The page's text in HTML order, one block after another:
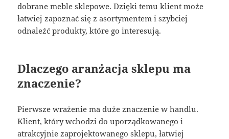
dobrane meble sklepowe. Dzięki temu klient może
łatwiej zapoznać się z asortymentem i szybciej
odnaleźć produkty, które go interesują.
Dlaczego aranżacja sklepu ma
znaczenie?
Pierwsze wrażenie ma duże znaczenie w handlu.
Klient, który wchodzi do uporządkowanego i
atrakcyjnie zaprojektowanego sklepu, łatwiej